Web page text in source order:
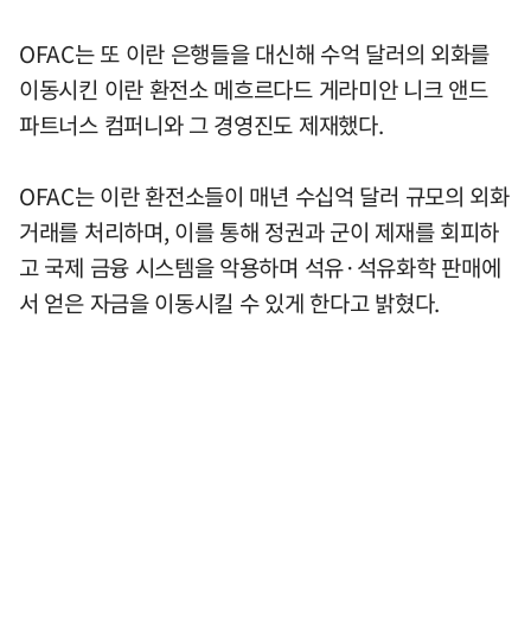
OFAC는 또 이란 은행들을 대신해 수억 달러의 외화를
이동시킨 이란 환전소 메흐르다드 게라미안 니크 앤드
파트너스 컴퍼니와 그 경영진도 제재했다.
OFAC는 이란 환전소들이 매년 수십억 달러 규모의 외화
거래를 처리하며, 이를 통해 정권과 군이 제재를 회피하
고 국제 금융 시스템을 악용하며 석유·석유화학 판매에
서 얻은 자금을 이동시킬 수 있게 한다고 밝혔다.